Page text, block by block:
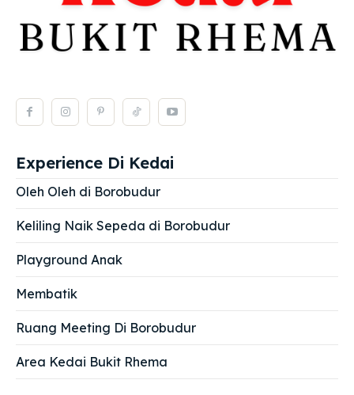
Experience Di Kedai
Oleh Oleh di Borobudur
Keliling Naik Sepeda di Borobudur
Playground Anak
Membatik
Ruang Meeting Di Borobudur
Area Kedai Bukit Rhema